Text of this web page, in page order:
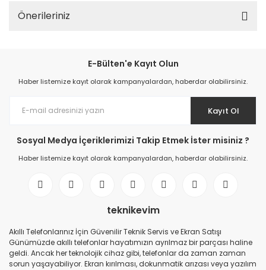
Önerileriniz
E-Bülten'e Kayıt Olun
Haber listemize kayıt olarak kampanyalardan, haberdar olabilirsiniz.
Kayıt Ol
Sosyal Medya İçeriklerimizi Takip Etmek İster misiniz ?
Haber listemize kayıt olarak kampanyalardan, haberdar olabilirsiniz.
teknikevim
Akıllı Telefonlarınız İçin Güvenilir Teknik Servis ve Ekran Satışı
Günümüzde akıllı telefonlar hayatımızın ayrılmaz bir parçası haline
geldi. Ancak her teknolojik cihaz gibi, telefonlar da zaman zaman
sorun yaşayabiliyor. Ekran kırılması, dokunmatik arızası veya yazılım